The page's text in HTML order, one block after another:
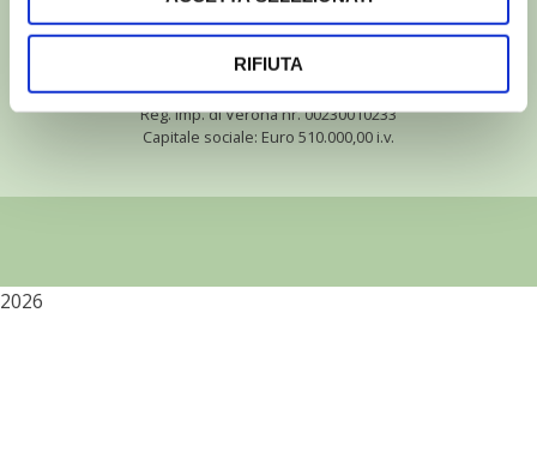
RIFIUTA
via Bencivenga-Biondani, 16
Partita iva: 00230010233
Reg. imp. di Verona nr. 00230010233
Capitale sociale: Euro 510.000,00 i.v.
2026